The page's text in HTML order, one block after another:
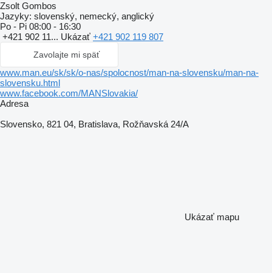
Zsolt Gombos
Jazyky: slovenský, nemecký, anglický
Po - Pi 08:00 - 16:30
+421 902 11... Ukázať +421 902 119 807
Zavolajte mi späť
www.man.eu/sk/sk/o-nas/spolocnost/man-na-slovensku/man-na-
slovensku.html
www.facebook.com/MANSlovakia/
Adresa
Slovensko, 821 04, Bratislava, Rožňavská 24/A
Ukázať mapu